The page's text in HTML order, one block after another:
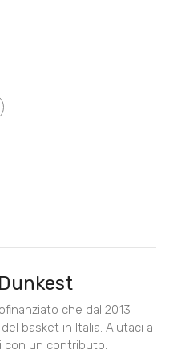
che dal 2013
basket in Italia. Aiutaci a
con un contributo.